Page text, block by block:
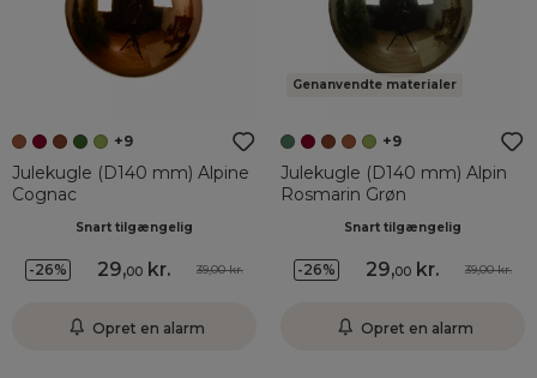
+9
Julekugle (D140 mm) Alpine
Cognac
Snart tilgængelig
-26% 29,00 kr. 39,00 kr.
Opret en alarm
Genanvendte materialer
+9
Julekugle (D140 mm) Alpin
Rosmarin Grøn
Snart tilgængelig
-26% 29,00 kr. 39,00 kr.
Opret en alarm